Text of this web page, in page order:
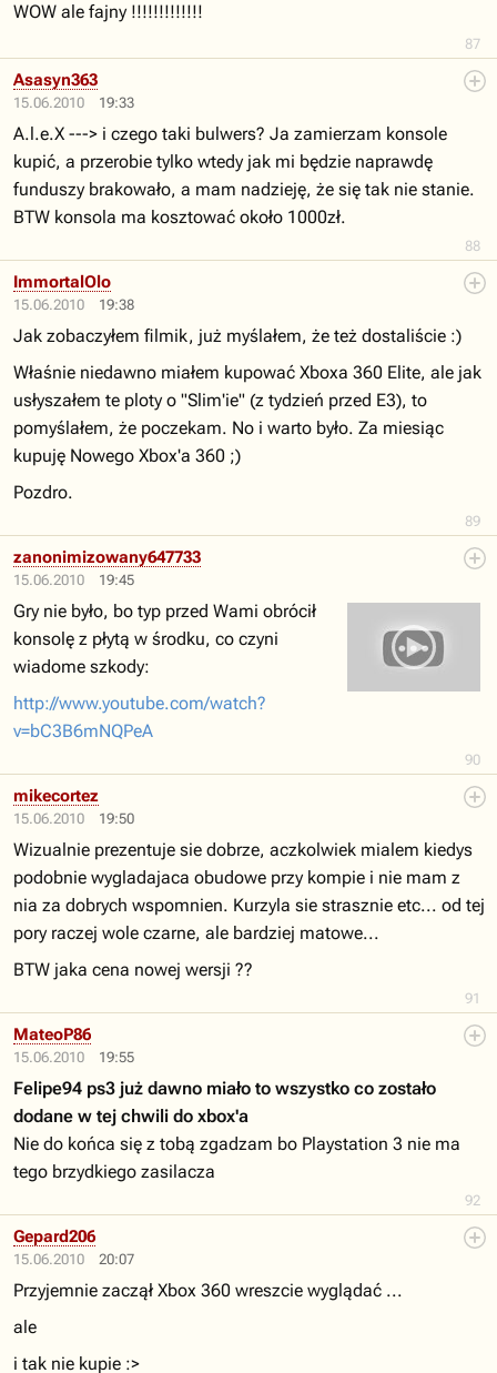
87
WOW ale fajny !!!!!!!!!!!!!
15.06.2010 19:33
88
Asasyn363
A.l.e.X ---> i czego taki bulwers? Ja zamierzam konsole
kupić, a przerobie tylko wtedy jak mi będzie naprawdę
funduszy brakowało, a mam nadzieję, że się tak nie stanie.
BTW konsola ma kosztować około 1000zł.
15.06.2010 19:38
89
ImmortalOlo
Jak zobaczyłem filmik, już myślałem, że też dostaliście :)
Właśnie niedawno miałem kupować Xboxa 360 Elite, ale jak
usłyszałem te ploty o "Slim'ie" (z tydzień przed E3), to
pomyślałem, że poczekam. No i warto było. Za miesiąc
kupuję Nowego Xbox'a 360 ;)
Pozdro.
15.06.2010 19:45
90
zanonimizowany647733
Gry nie było, bo typ przed Wami obrócił
konsolę z płytą w środku, co czyni
wiadome szkody:
http://www.youtube.com/watch?
v=bC3B6mNQPeA
15.06.2010 19:50
91
mikecortez
Wizualnie prezentuje sie dobrze, aczkolwiek mialem kiedys
podobnie wygladajaca obudowe przy kompie i nie mam z
nia za dobrych wspomnien. Kurzyla sie strasznie etc... od tej
pory raczej wole czarne, ale bardziej matowe...
BTW jaka cena nowej wersji ??
15.06.2010 19:55
92
MateoP86
Felipe94 ps3 już dawno miało to wszystko co zostało
dodane w tej chwili do xbox'a
Nie do końca się z tobą zgadzam bo Playstation 3 nie ma
tego brzydkiego zasilacza
15.06.2010 20:07
Gepard206
Przyjemnie zaczął Xbox 360 wreszcie wyglądać ...
ale
i tak nie kupie :>